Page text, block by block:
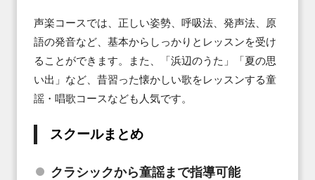
声楽コースでは、正しい姿勢、呼吸法、発声法、原
語の発音など、基本からしっかりとレッスンを受け
ることができます。また、「浜辺のうた」「夏の思
い出」など、昔習った懐かしい歌をレッスンする童
謡・唱歌コースなども人気です。
スクールまとめ
クラシックから童謡まで指導可能